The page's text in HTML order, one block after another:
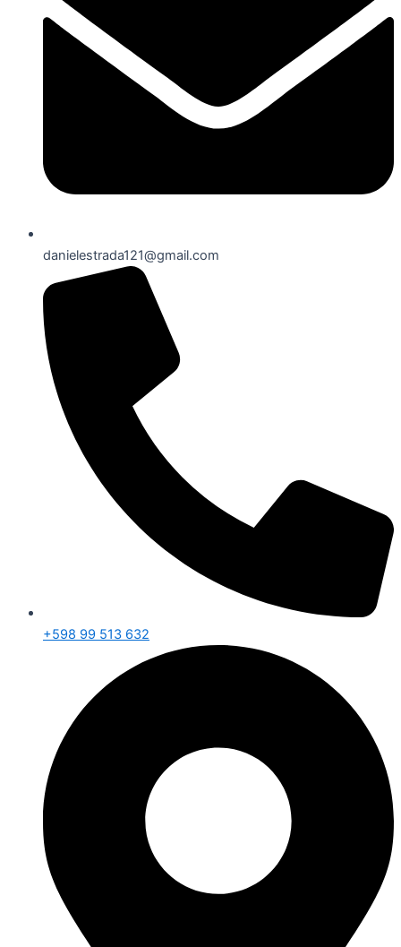
danielestrada121@gmail.com
+598 99 513 632